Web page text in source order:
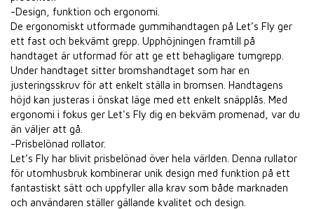
-Design, funktion och ergonomi.
De ergonomiskt utformade gummihandtagen på Let’s Fly ger
ett fast och bekvämt grepp. Upphöjningen framtill på
handtaget är utformad för att ge ett behagligare tumgrepp.
Under handtaget sitter bromshandtaget som har en
justeringsskruv för att enkelt ställa in bromsen. Handtagens
höjd kan justeras i önskat läge med ett enkelt snäpplås. Med
ergonomi i fokus ger Let's Fly dig en bekväm promenad, var du
än väljer att gå.
-Prisbelönad rollator.
Let’s Fly har blivit prisbelönad över hela världen. Denna rullator
för utomhusbruk kombinerar unik design med funktion på ett
fantastiskt sätt och uppfyller alla krav som både marknaden
och användaren ställer gällande kvalitet och design.